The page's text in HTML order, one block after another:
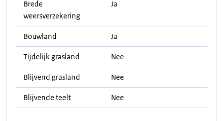
Brede
weersverzekering
Ja
Bouwland Ja
Tijdelijk grasland Nee
Blijvend grasland Nee
Blijvende teelt Nee